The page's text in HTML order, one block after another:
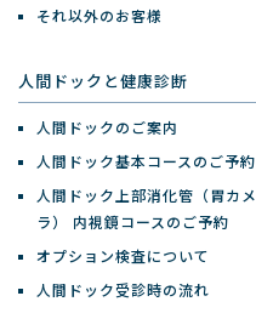
それ以外のお客様
人間ドックと健康診断
人間ドックのご案内
人間ドック基本コースのご予約
人間ドック上部消化管（胃カメ
ラ）
内視鏡コースのご予約
オプション検査について
人間ドック受診時の流れ